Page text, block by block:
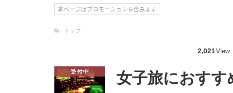
本ページはプロモーションを含みます
トップ
2,021View
受付中
女子旅におすす